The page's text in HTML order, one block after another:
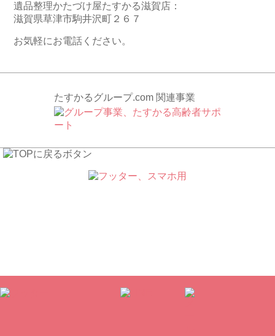
遺品整理かたづけ屋たすかる滋賀店：
滋賀県草津市駒井沢町２６７
お気軽にお電話ください。
たすかるグループ.com 関連事業